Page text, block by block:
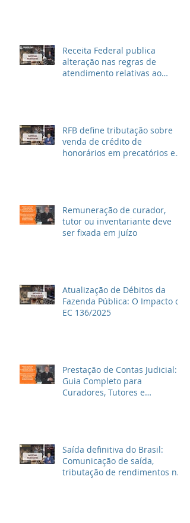
Receita Federal publica
alteração nas regras de
atendimento relativas ao
RFB define tributação sobre
venda de crédito de
honorários em precatórios e
Remuneração de curador,
tutor ou inventariante deve
ser fixada em juízo
Atualização de Débitos da
Fazenda Pública: O Impacto da
EC 136/2025
Prestação de Contas Judicial:
Guia Completo para
Curadores, Tutores e
Saída definitiva do Brasil:
Comunicação de saída,
tributação de rendimentos no